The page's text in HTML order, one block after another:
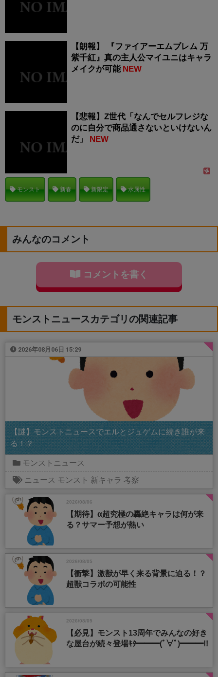
【朗報】 『ファイアーエムブレム 万
紫千紅』真の主人公マイユニはキャラ
メイクが可能 NEW
【悲報】Z世代「なんでセルフレジな
のに自分で商品通さないといけないん
だ」
NEW
モンスト 新春 新限定 水属性
みんなのコメント
コメントを書く
モンストニュースカテゴリの関連記事
2026年08月06日 15:29
【謎】モンストニュースでエルとジュゲムに続き誰が来
る！？
モンストニュース
ニュース モンスト 新キャラ 考察
2026/08/06
【期待】α超究極の轟絶キャラは何が来
る？サマー予想が熱い
2026/08/05
【衝撃】激獣が早く来る背景に迫る！？
超獣コラボの可能性
2026/08/05
【必見】モンスト13周年でみんなの好き
な屋台が続々登場ｷﾀ━━━(ﾟ∀ﾟ)━━━!!